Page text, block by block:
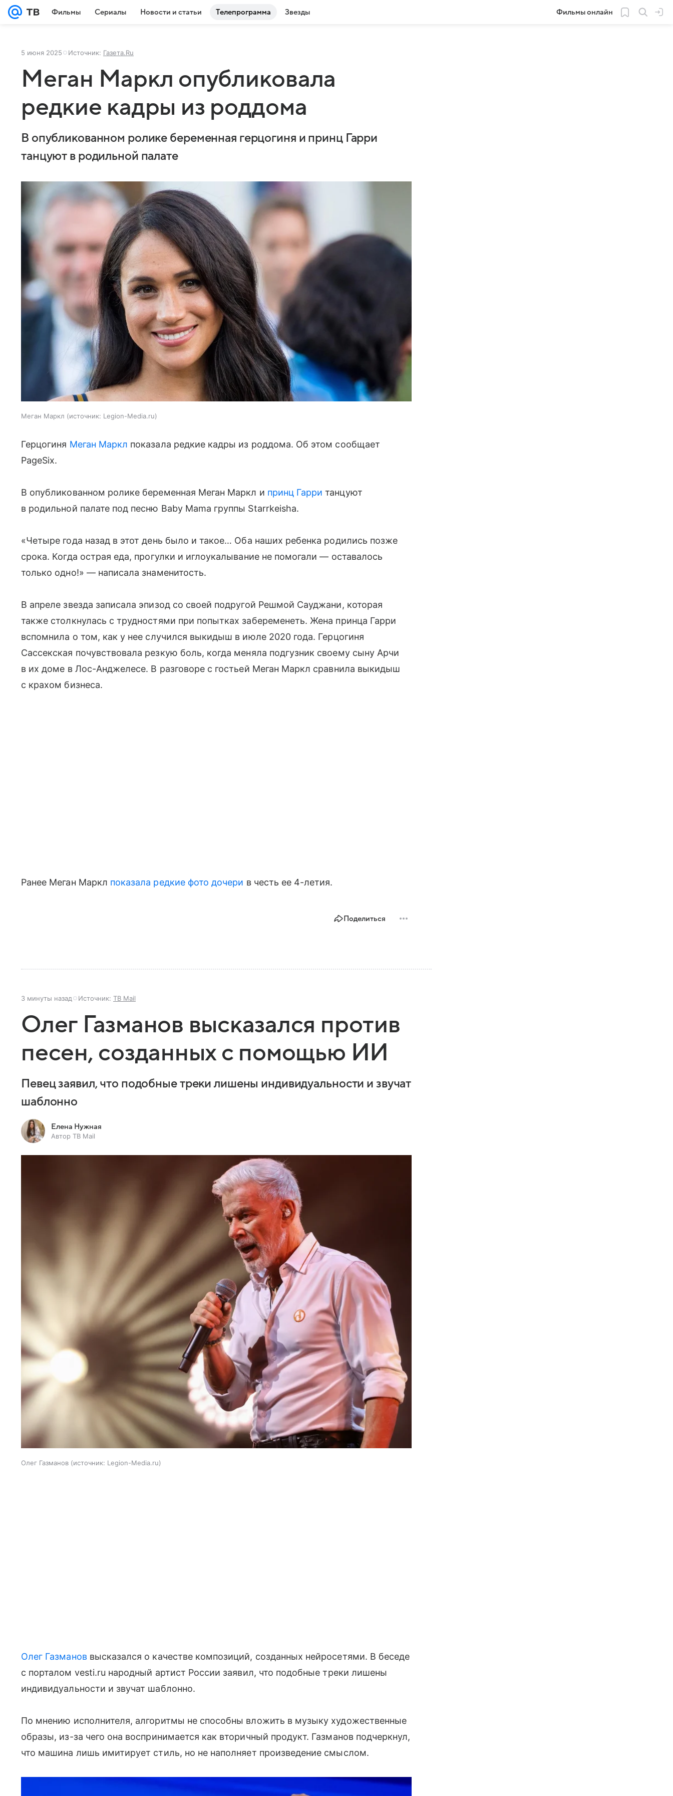
Фильмы Сериалы Новости и статьи Телепрограмма Звезды Фильмы онлайн
5 июня 2025 Источник: Газета.Ru
Меган Маркл опубликовала
редкие кадры из роддома
В опубликованном ролике беременная герцогиня и принц Гарри
танцуют в родильной палате
Меган Маркл источник: Legion-Media.ru
Герцогиня Меган Маркл показала редкие кадры из роддома. Об этом сообщает
PаgeSix.
В опубликованном ролике беременная Меган Маркл и принц Гарри танцуют
в родильной палате под песню Baby Mama группы Starrkeisha.
«Четыре года назад в этот день было и такое… Оба наших ребенка родились позже
срока. Когда острая еда, прогулки и иглоукалывание не помогали — оставалось
только одно!» — написала знаменитость.
В апреле звезда записала эпизод со своей подругой Решмой Сауджани, которая
также столкнулась с трудностями при попытках забеременеть. Жена принца Гарри
вспомнила о том, как у нее случился выкидыш в июле 2020 года. Герцогиня
Сассекская почувствовала резкую боль, когда меняла подгузник своему сыну Арчи
в их доме в Лос-Анджелесе. В разговоре с гостьей Меган Маркл сравнила выкидыш
с крахом бизнеса.
Ранее Меган Маркл показала редкие фото дочери в честь ее 4-летия.
Поделиться
3 минуты назад Источник: ТВ Mail
Олег Газманов высказался против
песен, созданных с помощью ИИ
Певец заявил, что подобные треки лишены индивидуальности и звучат
шаблонно
Елена Нужная
Автор ТВ Mail
Олег Газманов источник: Legion-Media.ru
Олег Газмановвысказался о качестве композиций, созданных нейросетями. В беседе
с порталом vesti.ru народный артист России заявил, что подобные треки лишены
индивидуальности и звучат шаблонно.
По мнению исполнителя, алгоритмы не способны вложить в музыку художественные
образы, из-за чего она воспринимается как вторичный продукт. Газманов подчеркнул,
что машина лишь имитирует стиль, но не наполняет произведение смыслом.